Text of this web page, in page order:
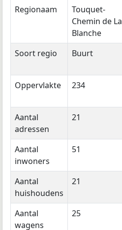
Regionaam
Touquet-
Chemin de La
Blanche
Soort regio Buurt
Oppervlakte 234
Aantal
adressen
21
Aantal
inwoners
51
Aantal
huishoudens
21
Aantal
wagens
25